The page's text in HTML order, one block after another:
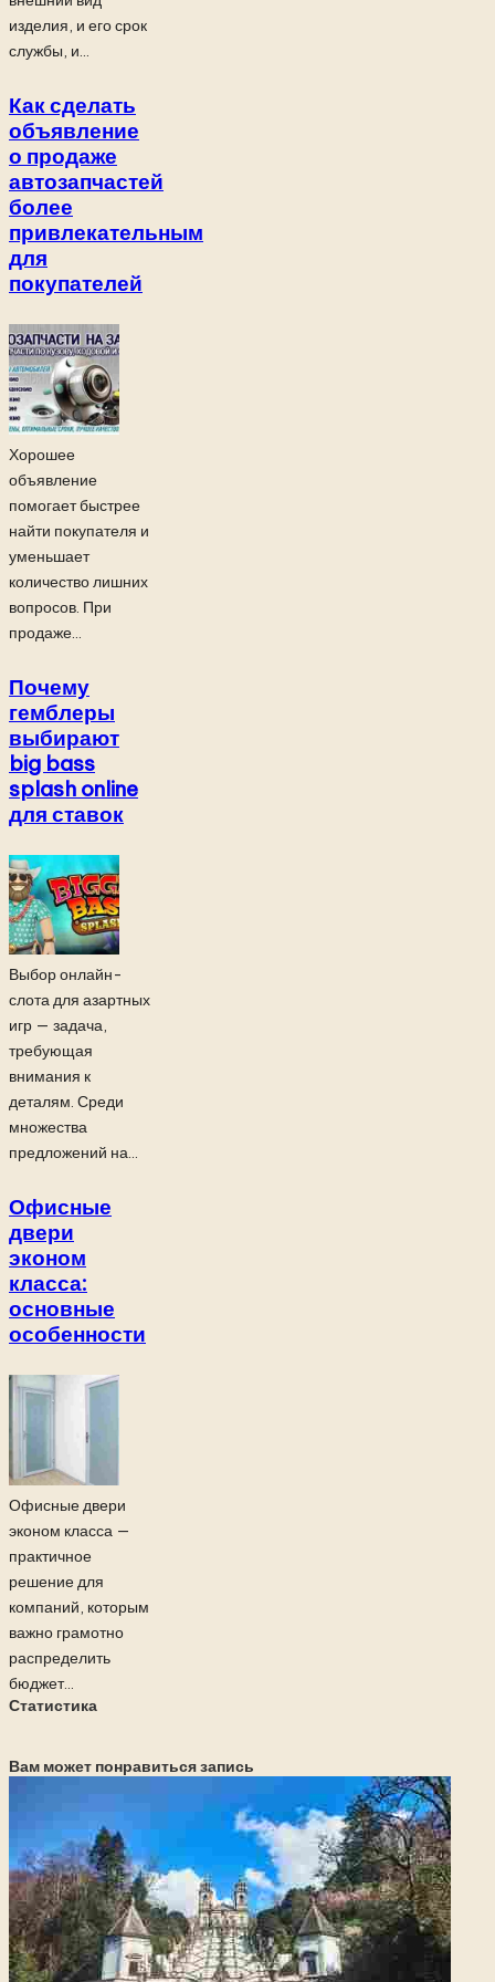
изделия, и его срок
службы, и...
Как сделать
объявление
о продаже
автозапчастей
более
привлекательным
для
покупателей
Хорошее
объявление
помогает быстрее
найти покупателя и
уменьшает
количество лишних
вопросов. При
продаже...
Почему
гемблеры
выбирают
big bass
splash online
для ставок
Выбор онлайн-
слота для азартных
игр — задача,
требующая
внимания к
деталям. Среди
множества
предложений на...
Офисные
двери
эконом
класса:
основные
особенности
Офисные двери
эконом класса —
практичное
решение для
компаний, которым
важно грамотно
распределить
бюджет...
Статистика
Вам может понравиться запись